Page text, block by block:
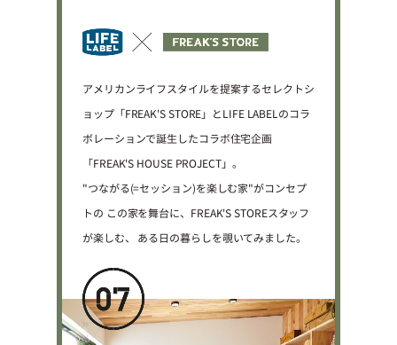
アメリカンライフスタイルを提案するセレクトシ
ョップ「FREAK'S STORE」とLIFE LABELのコラ
ボレーションで誕生したコラボ住宅企画
「FREAK'S HOUSE PROJECT」。
"つながる(=セッション)を楽しむ家"がコンセプ
トの この家を舞台に、FREAK'S STOREスタッフ
が楽しむ、
ある日の暮らしを覗いてみました。